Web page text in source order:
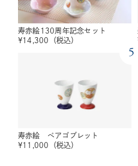
寿赤絵130周年記念セット
¥14,300 （税込）
5
寿赤絵 ペアゴブレット
¥11,000 （税込）